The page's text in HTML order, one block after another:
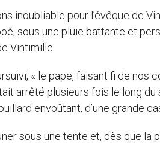
inoubliable pour l’évêque de
sous une pluie battante et
Vintimille.
« le pape, faisant fi de nos
arrêté plusieurs fois le long
envoûtant, d’une grande
sous une tente et, dès que la